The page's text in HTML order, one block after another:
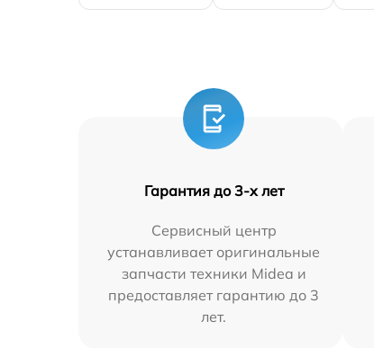
Гарантия до 3-х лет
Сервисный центр
устанавливает оригинальные
запчасти техники Midea и
предоставляет гарантию до 3
лет.